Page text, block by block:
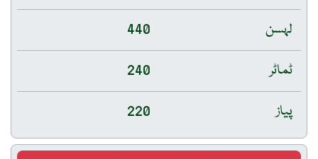
لہسن
440
ٹماٹر
240
پیاز
220